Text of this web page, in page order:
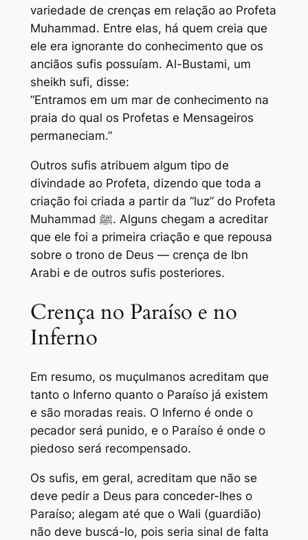
variedade de crenças em relação ao Profeta
Muhammad. Entre elas, há quem creia que
ele era ignorante do conhecimento que os
anciãos sufis possuíam. Al-Bustami, um
sheikh sufi, disse:
“Entramos em um mar de conhecimento na
praia do qual os Profetas e Mensageiros
permaneciam.”
Outros sufis atribuem algum tipo de
divindade ao Profeta, dizendo que toda a
criação foi criada a partir da “luz” do Profeta
Muhammad ﷺ. Alguns chegam a acreditar
que ele foi a primeira criação e que repousa
sobre o trono de Deus — crença de Ibn
Arabi e de outros sufis posteriores.
Crença no Paraíso e no
Inferno
Em resumo, os muçulmanos acreditam que
tanto o Inferno quanto o Paraíso já existem
e são moradas reais. O Inferno é onde o
pecador será punido, e o Paraíso é onde o
piedoso será recompensado.
Os sufis, em geral, acreditam que não se
deve pedir a Deus para conceder-lhes o
Paraíso; alegam até que o Wali (guardião)
não deve buscá-lo, pois seria sinal de falta